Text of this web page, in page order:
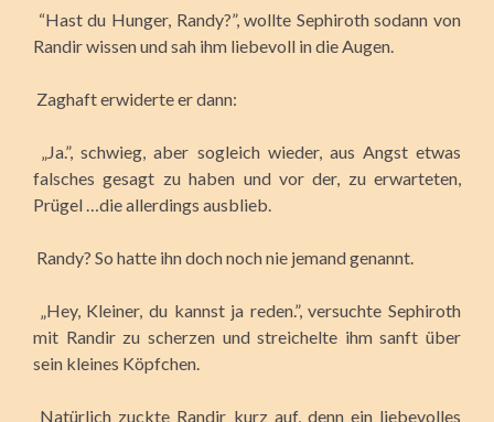
“Hast du Hunger, Randy?”, wollte Sephiroth sodann von
Randir wissen und sah ihm liebevoll in die Augen.
Zaghaft erwiderte er dann:
„Ja.”, schwieg, aber sogleich wieder, aus Angst etwas
falsches gesagt zu haben und vor der, zu erwarteten,
Prügel …die allerdings ausblieb.
Randy? So hatte ihn doch noch nie jemand genannt.
„Hey, Kleiner, du kannst ja reden.”, versuchte Sephiroth
mit Randir zu scherzen und streichelte ihm sanft über
sein kleines Köpfchen.
Natürlich zuckte Randir kurz auf, denn ein liebevolles